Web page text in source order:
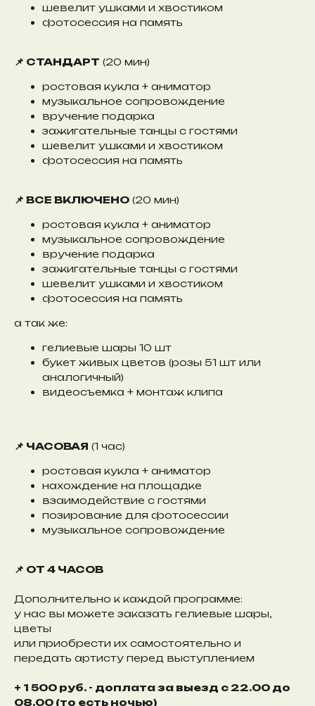
шевелит ушками и хвостиком
фотосессия на память
📌 СТАНДАРТ (20 мин)
ростовая кукла + аниматор
музыкальное сопровождение
вручение подарка
зажигательные танцы с гостями
шевелит ушками и хвостиком
фотосессия на память
📌 ВСЕ ВКЛЮЧЕНО (20 мин)
ростовая кукла + аниматор
музыкальное сопровождение
вручение подарка
зажигательные танцы с гостями
шевелит ушками и хвостиком
фотосессия на память
а так же:
гелиевые шары 10 шт
букет живых цветов (розы 51 шт или
аналогичный)
видеосъемка + монтаж клипа
📌 ЧАСОВАЯ (1 час)
ростовая кукла + аниматор
нахождение на площадке
взаимодействие с гостями
позирование для фотосессии
музыкальное сопровождение
📌 ОТ 4 ЧАСОВ
Дополнительно к каждой программе:
у нас вы можете заказать гелиевые шары,
цветы
или приобрести их самостоятельно и
передать артисту перед выступлением
+ 1 500 руб. - доплата за выезд с 22.00 до
08.00 (то есть ночью)